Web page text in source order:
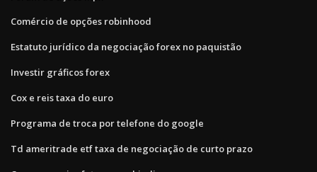
Comércio de opções robinhood
Estatuto jurídico da negociação forex no paquistão
Investir gráficos forex
Cox e reis taxa do euro
Programa de troca por telefone do google
Td ameritrade etf taxa de negociação de curto prazo